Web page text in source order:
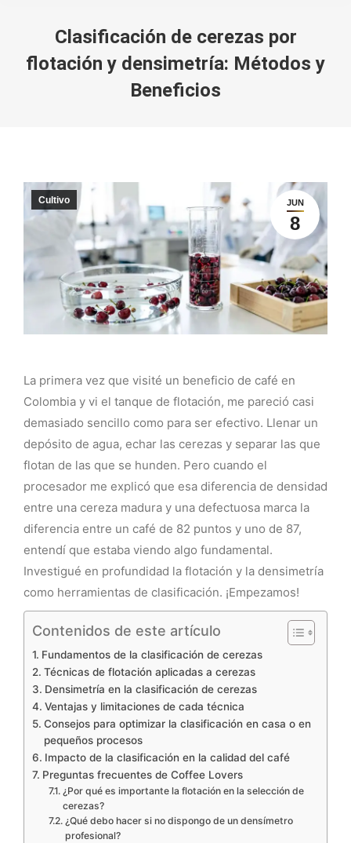
Clasificación de cerezas por
flotación y densimetría: Métodos y
Beneficios
JUN
8
Cultivo
La primera vez que visité un beneficio de café en
Colombia y vi el tanque de flotación, me pareció casi
demasiado sencillo como para ser efectivo. Llenar un
depósito de agua, echar las cerezas y separar las que
flotan de las que se hunden. Pero cuando el
procesador me explicó que esa diferencia de densidad
entre una cereza madura y una defectuosa marca la
diferencia entre un café de 82 puntos y uno de 87,
entendí que estaba viendo algo fundamental.
Investigué en profundidad la flotación y la densimetría
como herramientas de clasificación. ¡Empezamos!
Contenidos de este artículo
Fundamentos de la clasificación de cerezas
Técnicas de flotación aplicadas a cerezas
Densimetría en la clasificación de cerezas
Ventajas y limitaciones de cada técnica
Consejos para optimizar la clasificación en casa o en
pequeños procesos
Impacto de la clasificación en la calidad del café
Preguntas frecuentes de Coffee Lovers
¿Por qué es importante la flotación en la selección de
cerezas?
¿Qué debo hacer si no dispongo de un densímetro
profesional?